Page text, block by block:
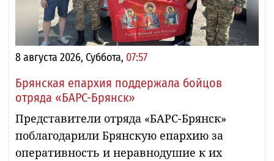
8 августа 2026, Суббота, 07:57
Брянская епархия поддержала бойцов
отряда «БАРС-Брянск»
Представители отряда «БАРС-Брянск»
поблагодарили Брянскую епархию за
оперативность и неравнодушие к их